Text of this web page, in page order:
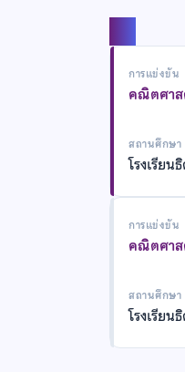
การแข่งขัน
คณิตศาส
สถานศึกษา
โรงเรียน
การแข่งขัน
คณิตศาส
สถานศึกษา
โรงเรียน